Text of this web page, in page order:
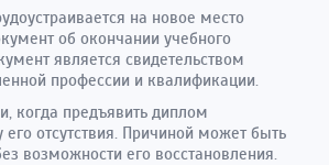
на новое место
об окончании учебного
является свидетельством
профессии и квалификации.
когда предъявить диплом
отсутствия. Причиной может быть
возможности его восстановления.